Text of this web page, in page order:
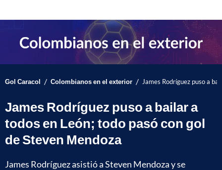
Gol Caracol / Colombianos en el exterior / James Rodríguez puso a
James Rodríguez puso a bailar a
todos en León; todo pasó con gol
de Steven Mendoza
James Rodríguez asistió a Steven Mendoza y se